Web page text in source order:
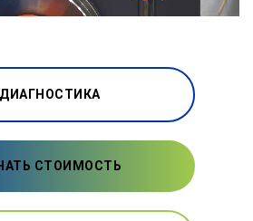
ДИАГНОСТИКА
СТОИМОСТЬ